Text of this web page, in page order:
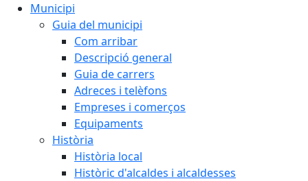
Municipi
Guia del municipi
Com arribar
Descripció general
Guia de carrers
Adreces i telèfons
Empreses i comerços
Equipaments
Història
Història local
Històric d'alcaldes i alcaldesses